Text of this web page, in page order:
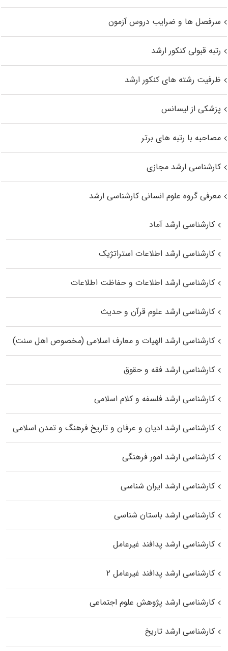
سرفصل ها و ضرایب دروس آزمون
رتبه قبولی کنکور ارشد
ظرفیت رشته های کنکور ارشد
پزشکی از لیسانس
مصاحبه با رتبه های برتر
کارشناسی ارشد مجازی
معرفی گروه علوم انسانی کارشناسی ارشد
کارشناسی ارشد آماد
کارشناسی ارشد اطلاعات استراتژیک
کارشناسی ارشد اطلاعات و حفاظت اطلاعات
کارشناسی ارشد علوم قرآن و حدیث
کارشناسی ارشد الهیات و معارف اسلامی (مخصوص اهل سنت)
کارشناسی ارشد فقه و حقوق
کارشناسی ارشد فلسفه و کلام اسلامی
کارشناسی ارشد ادیان و عرفان و تاریخ فرهنگ و تمدن اسلامی
کارشناسی ارشد امور فرهنگی
کارشناسی ارشد ایران شناسی
کارشناسی ارشد باستان شناسی
کارشناسی ارشد پدافند غیرعامل
کارشناسی ارشد پدافند غیرعامل ۲
کارشناسی ارشد پژوهش علوم اجتماعی
کارشناسی ارشد تاریخ